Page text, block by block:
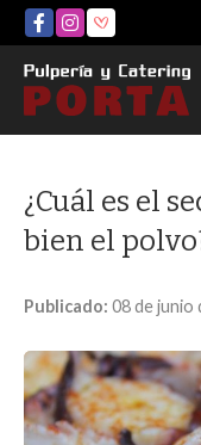
¿Cuál es el
bien el
Publicado: 08 de junio